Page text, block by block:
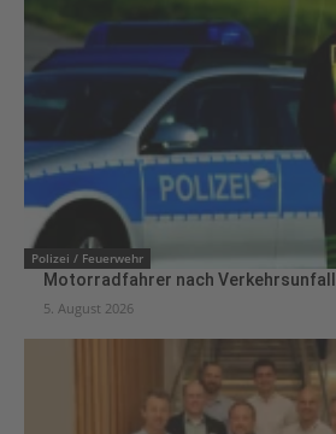
Polizei / Feuerwehr
Motorradfahrer nach
5. August 2026